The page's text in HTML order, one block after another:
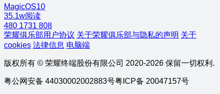
MagicOS10
35.1w阅读
480 1731 808
荣耀俱乐部用户协议 关于荣耀俱乐部与隐私的声明 关于
cookies 法律信息 电脑端
版权所有 © 荣耀终端股份有限公司 2020-2026 保留一切权利.
粤公网安备 44030002002883号粤ICP备 20047157号